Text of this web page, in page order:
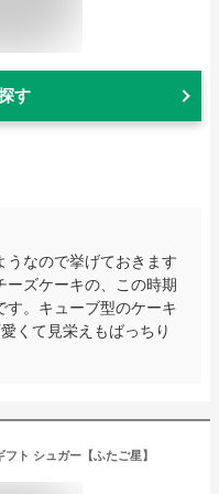
す
うなので挙げておきます
ーズケーキの、この時期
す。キューブ型のケーキ
くて見栄えもばっちり
ト シュガー【ふたご星】